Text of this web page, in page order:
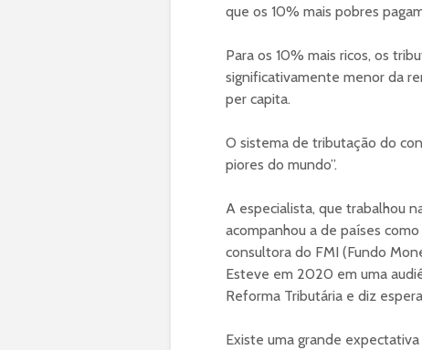
que os 10% mais pobres
Para os 10% mais ricos, os
significativamente menor da
per capita.
O sistema de tributação do
piores do mundo”.
A especialista, que trabalhou
acompanhou a de países
consultora do FMI (Fundo
Esteve em 2020 em uma
Reforma Tributária e diz
Existe uma grande